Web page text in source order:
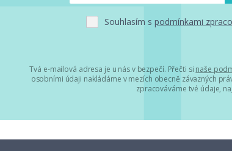
Souhlasím s podmínkami
Tvá e-mailová adresa je u nás v bezpečí. Přečti si naše
osobními údaji nakládáme v mezích obecně závazných
zpracováváme tvé údaje,